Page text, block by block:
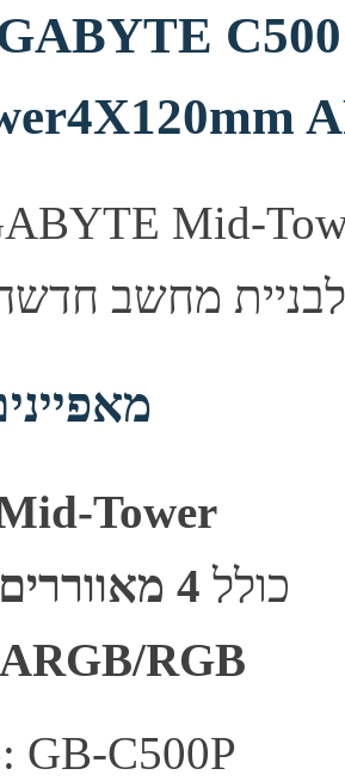
Tower
כולל 4 מאווררים
ARGB/RGB
מק"ט יצרן: GB-C500P